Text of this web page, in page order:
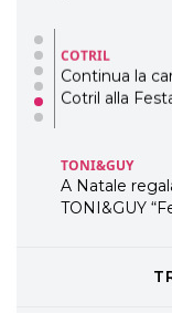
TONI&GUY
A Natale
TONI&GUY
LABEL.M
eco-
professionali
Davines